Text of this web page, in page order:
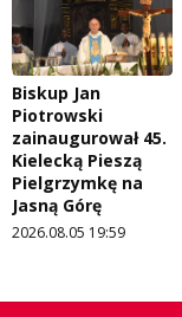
Biskup Jan
Piotrowski
zainaugurował 45.
Kielecką Pieszą
Pielgrzymkę na
Jasną Górę
2026.08.05 19:59